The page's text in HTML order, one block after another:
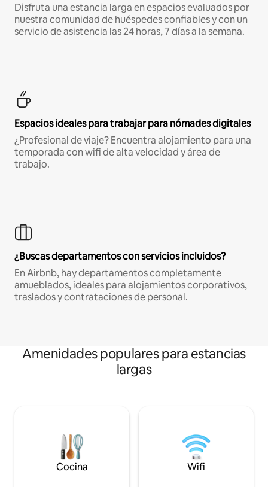
Disfruta una estancia larga en espacios evaluados por
nuestra comunidad de huéspedes confiables y con un
servicio de asistencia las 24 horas, 7 días a la semana.
Espacios ideales para trabajar para nómades digitales
¿Profesional de viaje? Encuentra alojamiento para una
temporada con wifi de alta velocidad y área de
trabajo.
¿Buscas departamentos con servicios incluidos?
En Airbnb, hay departamentos completamente
amueblados, ideales para alojamientos corporativos,
traslados y contrataciones de personal.
Amenidades populares para estancias
largas
Cocina Wifi